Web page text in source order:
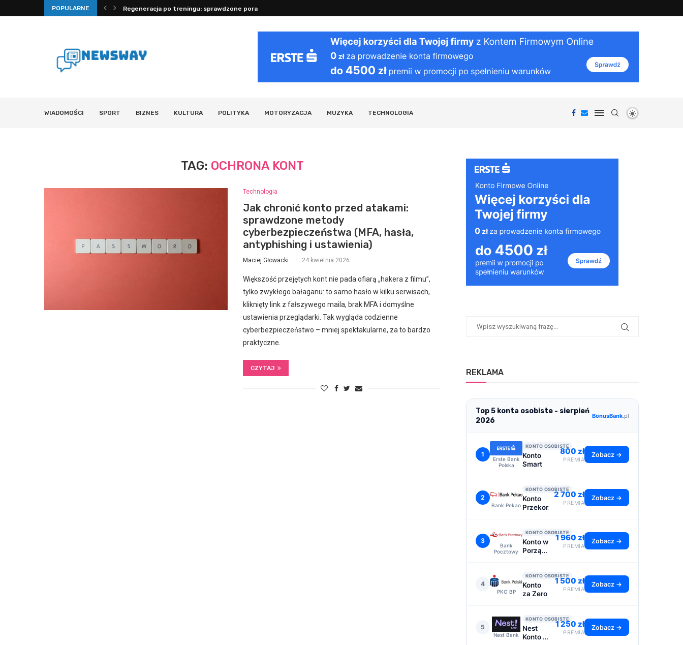
POPULARNE
mechanizmy, fizjologia i... Regeneracja po treningu: sprawdzone porady na sen, nawodnienie...
WIADOMOŚCI SPORT BIZNES KULTURA POLITYKA MOTORYZACJA MUZYKA TECHNOLOGIA
TAG: OCHRONA KONT
Technologia
Jak chronić konto przed atakami:
sprawdzone metody
cyberbezpieczeństwa (MFA, hasła,
antyphishing i ustawienia)
Maciej Głowacki 24 kwietnia 2026
Większość przejętych kont nie pada ofiarą „hakera z filmu”,
tylko zwykłego bałaganu: to samo hasło w kilku serwisach,
kliknięty link z fałszywego maila, brak MFA i domyślne
ustawienia przeglądarki. Tak wygląda codzienne
cyberbezpieczeństwo – mniej spektakularne, za to bardzo
praktyczne.
CZYTAJ REKLAMA
Top 5 konta osobiste - sierpień
2026
BonusBank.pl
1
Erste Bank
Polska
KONTO OSOBISTE
Konto
Smart
800 zł
PREMIA
Zobacz →
2
Bank Pekao
KONTO OSOBISTE
Konto
Przekorzystne
2 700 zł
PREMIA
Zobacz →
3
Bank
Pocztowy
KONTO OSOBISTE
Konto w
Porządku
1 960 zł
PREMIA
Zobacz →
4
PKO BP
KONTO OSOBISTE
Konto
za Zero
1 500 zł
PREMIA
Zobacz →
5
Nest Bank
KONTO OSOBISTE
Nest
Konto -
1 250 zł
PREMIA
Zobacz →